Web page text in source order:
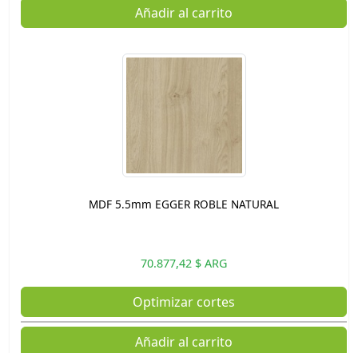
Añadir al carrito
MDF 5.5mm EGGER ROBLE NATURAL
70.877,42 $ ARG
Optimizar cortes
Añadir al carrito